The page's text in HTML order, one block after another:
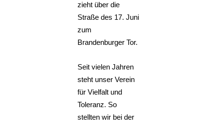
zieht über die
Straße des 17. Juni
zum
Brandenburger Tor.
Seit vielen Jahren
steht unser Verein
für Vielfalt und
Toleranz. So
stellten wir bei der